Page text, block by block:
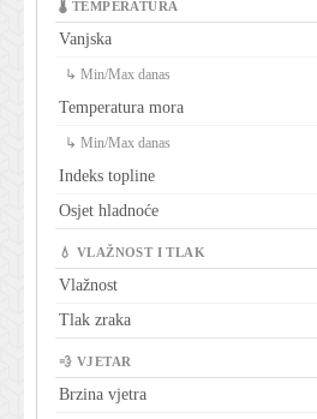
🌡 TEMPERATURA
Vanjska
↳ Min/Max danas
Temperatura mora
↳ Min/Max danas
Indeks topline
Osjet hladnoće
💧 VLAŽNOST I TLAK
Vlažnost
Tlak zraka
💨 VJETAR
Brzina vjetra